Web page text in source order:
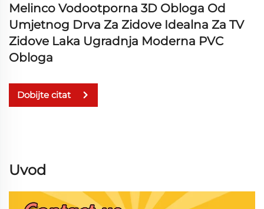
Melinco Vodootporna 3D Obloga Od
Umjetnog Drva Za Zidove Idealna Za TV
Zidove Laka Ugradnja Moderna PVC
Obloga
Dobijte citat
Uvod